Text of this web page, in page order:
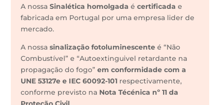
A nossaSinalética homolgada écertificada e
fabricada em Portugal por uma empresa lider de
mercado.
A nossasinalização fotoluminescente é “Não
Combustível” e “Autoextinguivel retardante na
propagação do fogo”em conformidade com a
UNE 53127e e IEC 60092-101 respectivamente,
conforme previsto na Nota Técénica nº 11 da